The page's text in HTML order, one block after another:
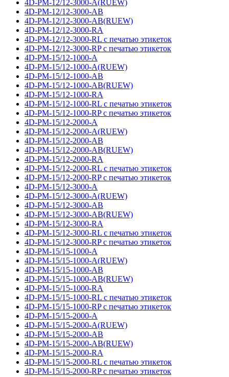
4D-PM-12/12-3000-A(RUEW)
4D-PM-12/12-3000-AB
4D-PM-12/12-3000-AB(RUEW)
4D-PM-12/12-3000-RA
4D-PM-12/12-3000-RL с печатью этикеток
4D-PM-12/12-3000-RP с печатью этикеток
4D-PM-15/12-1000-A
4D-PM-15/12-1000-A(RUEW)
4D-PM-15/12-1000-AB
4D-PM-15/12-1000-AB(RUEW)
4D-PM-15/12-1000-RA
4D-PM-15/12-1000-RL с печатью этикеток
4D-PM-15/12-1000-RP с печатью этикеток
4D-PM-15/12-2000-A
4D-PM-15/12-2000-A(RUEW)
4D-PM-15/12-2000-AB
4D-PM-15/12-2000-AB(RUEW)
4D-PM-15/12-2000-RA
4D-PM-15/12-2000-RL с печатью этикеток
4D-PM-15/12-2000-RP с печатью этикеток
4D-PM-15/12-3000-A
4D-PM-15/12-3000-A(RUEW)
4D-PM-15/12-3000-AB
4D-PM-15/12-3000-AB(RUEW)
4D-PM-15/12-3000-RA
4D-PM-15/12-3000-RL с печатью этикеток
4D-PM-15/12-3000-RP с печатью этикеток
4D-PM-15/15-1000-A
4D-PM-15/15-1000-A(RUEW)
4D-PM-15/15-1000-AB
4D-PM-15/15-1000-AB(RUEW)
4D-PM-15/15-1000-RA
4D-PM-15/15-1000-RL с печатью этикеток
4D-PM-15/15-1000-RP с печатью этикеток
4D-PM-15/15-2000-A
4D-PM-15/15-2000-A(RUEW)
4D-PM-15/15-2000-AB
4D-PM-15/15-2000-AB(RUEW)
4D-PM-15/15-2000-RA
4D-PM-15/15-2000-RL с печатью этикеток
4D-PM-15/15-2000-RP с печатью этикеток